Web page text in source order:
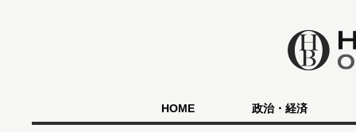
HOME 政治・経済